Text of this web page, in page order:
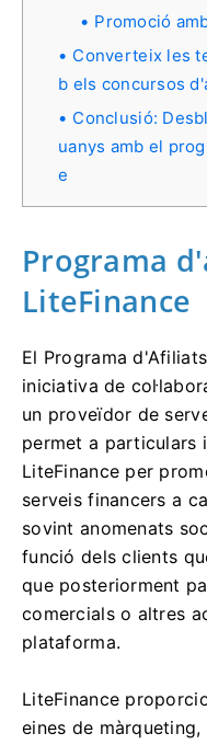
Promoció
Converteix les
b els concursos
Conclusió:
uanys amb el
e
Programa
LiteFinance
El Programa
iniciativa de
un proveïdor de
permet a particulars
LiteFinance per
serveis financers a
sovint anomenats
funció dels clients
que posteriorment
comercials o altres
plataforma.
LiteFinance
eines de